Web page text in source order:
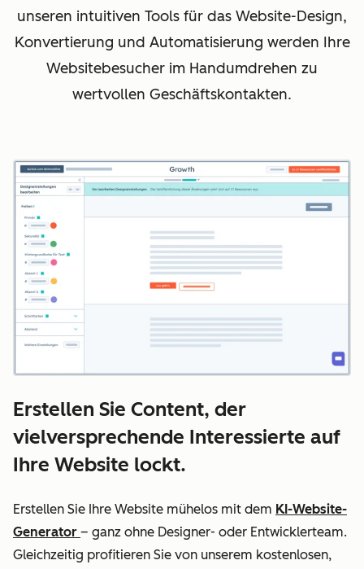
unseren intuitiven Tools für das Website-Design,
Konvertierung und Automatisierung werden Ihre
Websitebesucher im Handumdrehen zu
wertvollen Geschäftskontakten.
Erstellen Sie Content, der
vielversprechende Interessierte auf
Ihre Website lockt.
Erstellen Sie Ihre Website mühelos mit dem KI-Website-
Generator – ganz ohne Designer- oder Entwicklerteam.
Gleichzeitig profitieren Sie von unserem kostenlosen,